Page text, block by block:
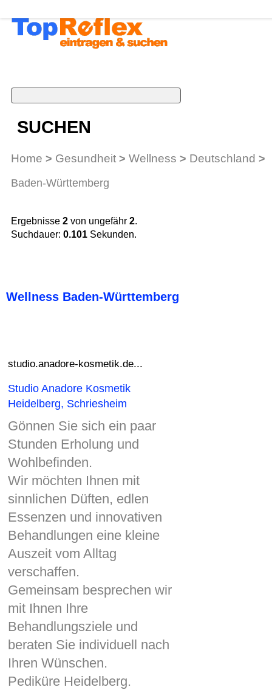
SUCHEN
Home > Gesundheit > Wellness > Deutschland >
Baden-Württemberg
Ergebnisse 2 von ungefähr 2.
Suchdauer: 0.101 Sekunden.
Wellness Baden-Württemberg
studio.anadore-kosmetik.de...
Studio Anadore Kosmetik
Heidelberg, Schriesheim
Gönnen Sie sich ein paar
Stunden Erholung und
Wohlbefinden.
Wir möchten Ihnen mit
sinnlichen Düften, edlen
Essenzen und innovativen
Behandlungen eine kleine
Auszeit vom Alltag
verschaffen.
Gemeinsam besprechen wir
mit Ihnen Ihre
Behandlungsziele und
beraten Sie individuell nach
Ihren Wünschen.
Pediküre Heidelberg.